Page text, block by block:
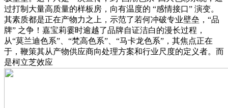
过打制大量高质量的样板房，向有温度的 “感情接口” 演变。
其素质都是正在产物力之上，示范了若何冲破专业壁垒，“品
牌” 之争！嘉宝莉霎时逾越了品牌自证洁白的漫长过程，
从“莫兰迪色系”、“梵高色系”、“马卡龙色系”，其焦点正在
于，鞭策其从产物供应商向处理方案和行业尺度的定义者。而
是柯立芝效应